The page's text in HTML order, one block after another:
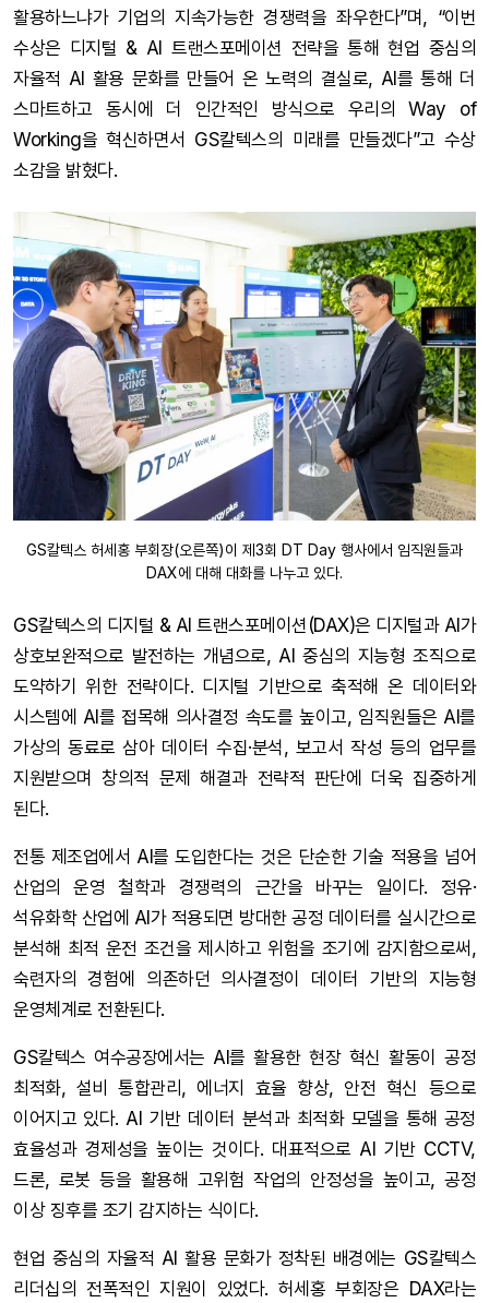
활용하느냐가 기업의 지속가능한 경쟁력을 좌우한다”며, “이번
수상은 디지털 & AI 트랜스포메이션 전략을 통해 현업 중심의
자율적 AI 활용 문화를 만들어 온 노력의 결실로, AI를 통해 더
스마트하고 동시에 더 인간적인 방식으로 우리의 Way of
Working을 혁신하면서 GS칼텍스의 미래를 만들겠다”고 수상
소감을 밝혔다.
GS칼텍스 허세홍 부회장(오른쪽)이 제3회 DT Day 행사에서 임직원들과
DAX에 대해 대화를 나누고 있다.
GS칼텍스의 디지털 & AI 트랜스포메이션(DAX)은 디지털과 AI가
상호보완적으로 발전하는 개념으로, AI 중심의 지능형 조직으로
도약하기 위한 전략이다. 디지털 기반으로 축적해 온 데이터와
시스템에 AI를 접목해 의사결정 속도를 높이고, 임직원들은 AI를
가상의 동료로 삼아 데이터 수집·분석, 보고서 작성 등의 업무를
지원받으며 창의적 문제 해결과 전략적 판단에 더욱 집중하게
된다.
전통 제조업에서 AI를 도입한다는 것은 단순한 기술 적용을 넘어
산업의 운영 철학과 경쟁력의 근간을 바꾸는 일이다. 정유·
석유화학 산업에 AI가 적용되면 방대한 공정 데이터를 실시간으로
분석해 최적 운전 조건을 제시하고 위험을 조기에 감지함으로써,
숙련자의 경험에 의존하던 의사결정이 데이터 기반의 지능형
운영체계로 전환된다.
GS칼텍스 여수공장에서는 AI를 활용한 현장 혁신 활동이 공정
최적화, 설비 통합관리, 에너지 효율 향상, 안전 혁신 등으로
이어지고 있다. AI 기반 데이터 분석과 최적화 모델을 통해 공정
효율성과 경제성을 높이는 것이다. 대표적으로 AI 기반 CCTV,
드론, 로봇 등을 활용해 고위험 작업의 안정성을 높이고, 공정
이상 징후를 조기 감지하는 식이다.
현업 중심의 자율적 AI 활용 문화가 정착된 배경에는 GS칼텍스
리더십의 전폭적인 지원이 있었다. 허세홍 부회장은 DAX라는